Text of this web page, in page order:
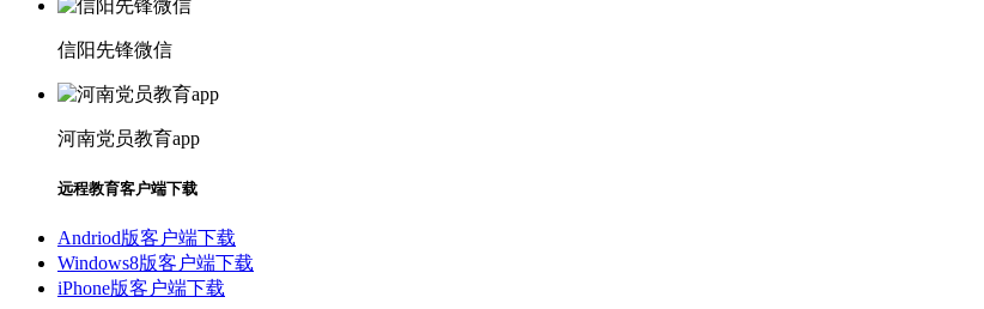
信阳先锋微信
河南党员教育app
远程教育客户端下载
Andriod版客户端下载
Windows8版客户端下载
iPhone版客户端下载